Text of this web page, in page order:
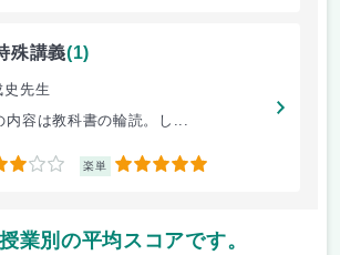
殊講義(1)
史先生
内容は教科書の輪読。し...
楽単 5
業別の平均スコアです。